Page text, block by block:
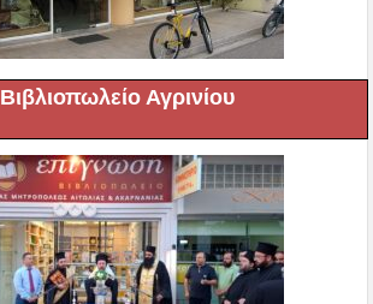
Βιβλιοπωλείο Αγρινίου